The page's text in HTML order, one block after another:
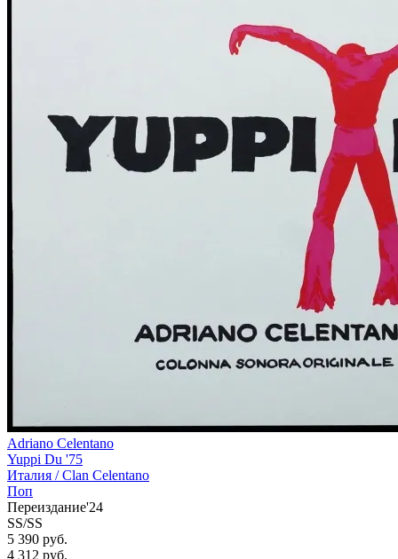
Adriano Celentano
Yuppi Du '75
Италия /Clan Celentano
Поп
Переиздание'24
SS/SS
5 390 руб.
4 312 руб.